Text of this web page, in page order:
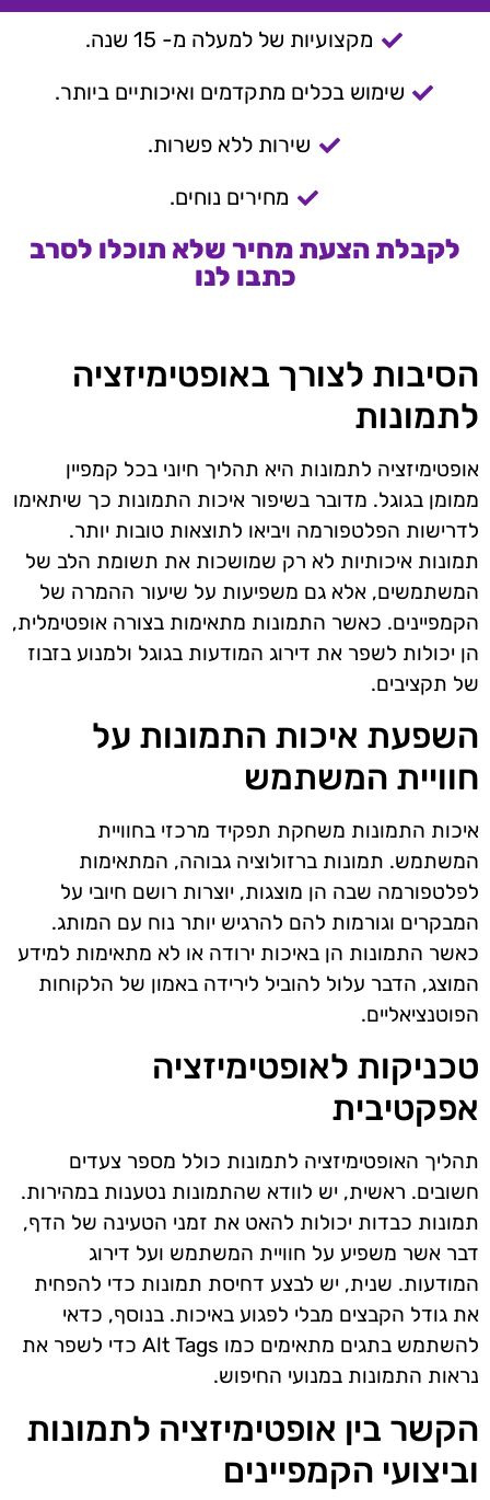
מקצועיות של למעלה מ- 15 שנה.
שימוש בכלים מתקדמים ואיכותיים ביותר.
שירות ללא פשרות.
מחירים נוחים.
לקבלת הצעת מחיר שלא תוכלו לסרב
כתבו לנו
הסיבות לצורך באופטימיזציה
לתמונות
אופטימיזציה לתמונות היא תהליך חיוני בכל קמפיין
ממומן בגוגל. מדובר בשיפור איכות התמונות כך שיתאימו
לדרישות הפלטפורמה ויביאו לתוצאות טובות יותר.
תמונות איכותיות לא רק שמושכות את תשומת הלב של
המשתמשים, אלא גם משפיעות על שיעור ההמרה של
הקמפיינים. כאשר התמונות מתאימות בצורה אופטימלית,
הן יכולות לשפר את דירוג המודעות בגוגל ולמנוע בזבוז
של תקציבים.
השפעת איכות התמונות על
חוויית המשתמש
איכות התמונות משחקת תפקיד מרכזי בחוויית
המשתמש. תמונות ברזולוציה גבוהה, המתאימות
לפלטפורמה שבה הן מוצגות, יוצרות רושם חיובי על
המבקרים וגורמות להם להרגיש יותר נוח עם המותג.
כאשר התמונות הן באיכות ירודה או לא מתאימות למידע
המוצג, הדבר עלול להוביל לירידה באמון של הלקוחות
הפוטנציאליים.
טכניקות לאופטימיזציה
אפקטיבית
תהליך האופטימיזציה לתמונות כולל מספר צעדים
חשובים. ראשית, יש לוודא שהתמונות נטענות במהירות.
תמונות כבדות יכולות להאט את זמני הטעינה של הדף,
דבר אשר משפיע על חוויית המשתמש ועל דירוג
המודעות. שנית, יש לבצע דחיסת תמונות כדי להפחית
את גודל הקבצים מבלי לפגוע באיכות. בנוסף, כדאי
להשתמש בתגים מתאימים כמו Alt Tags כדי לשפר את
נראות התמונות במנועי החיפוש.
הקשר בין אופטימיזציה לתמונות
וביצועי הקמפיינים